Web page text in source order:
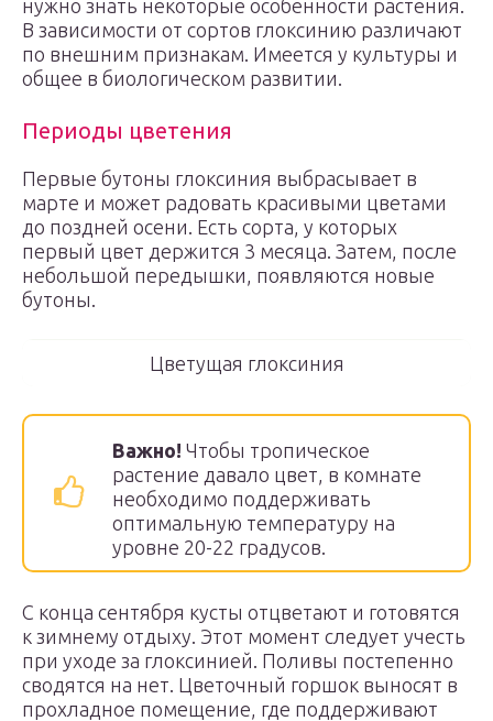
нужно знать некоторые особенности растения.
В зависимости от сортов глоксинию различают
по внешним признакам. Имеется у культуры и
общее в биологическом развитии.
Периоды цветения
Первые бутоны глоксиния выбрасывает в
марте и может радовать красивыми цветами
до поздней осени. Есть сорта, у которых
первый цвет держится 3 месяца. Затем, после
небольшой передышки, появляются новые
бутоны.
Цветущая глоксиния
Важно! Чтобы тропическое
растение давало цвет, в комнате
необходимо поддерживать
оптимальную температуру на
уровне 20-22 градусов.
С конца сентября кусты отцветают и готовятся
к зимнему отдыху. Этот момент следует учесть
при уходе за глоксинией. Поливы постепенно
сводятся на нет. Цветочный горшок выносят в
прохладное помещение, где поддерживают